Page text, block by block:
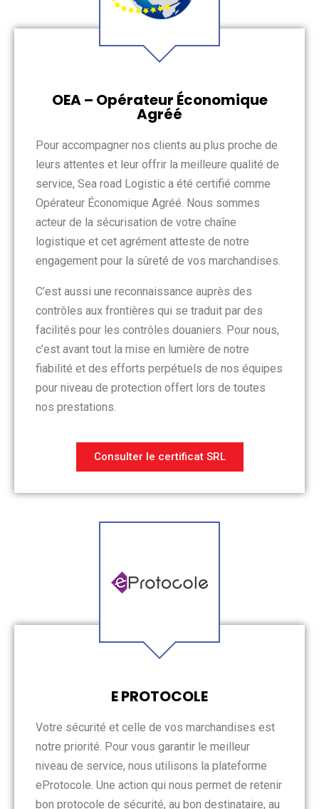
OEA – Opérateur Économique
Agréé
Pour accompagner nos clients au plus proche de
leurs attentes et leur offrir la meilleure qualité de
service, Sea road Logistic a été certifié comme
Opérateur Économique Agréé. Nous sommes
acteur de la sécurisation de votre chaîne
logistique et cet agrément atteste de notre
engagement pour la sûreté de vos marchandises.
C’est aussi une reconnaissance auprès des
contrôles aux frontières qui se traduit par des
facilités pour les contrôles douaniers. Pour nous,
c’est avant tout la mise en lumière de notre
fiabilité et des efforts perpétuels de nos équipes
pour niveau de protection offert lors de toutes
nos prestations.
Consulter le certificat SRL
E PROTOCOLE
Votre sécurité et celle de vos marchandises est
notre priorité. Pour vous garantir le meilleur
niveau de service, nous utilisons la plateforme
eProtocole. Une action qui nous permet de retenir
bon protocole de sécurité, au bon destinataire, au